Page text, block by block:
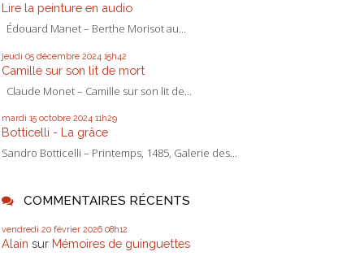
Lire la peinture en audio
Édouard Manet – Berthe Morisot au...
jeudi 05 décembre 2024 15h42
Camille sur son lit de mort
Claude Monet – Camille sur son lit de...
mardi 15 octobre 2024 11h29
Botticelli - La grâce
Sandro Botticelli – Printemps, 1485, Galerie des...
COMMENTAIRES RÉCENTS
vendredi 20 février 2026 08h12
Alain sur Mémoires de guinguettes